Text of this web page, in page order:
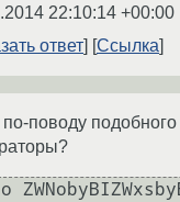
22:10:14 +00:00
ответ
Ссылка
поводу